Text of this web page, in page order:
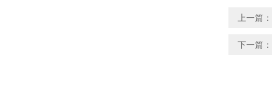
上一篇：
下一篇：